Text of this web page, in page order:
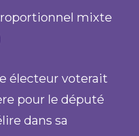
mixte
électeur voterait
pour le député
dans sa